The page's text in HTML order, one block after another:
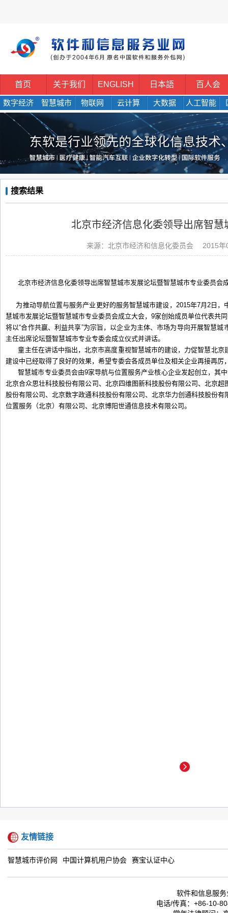
首页 关于我们 ENGLISH 日本語 百人会
数字经济 智慧城市 物联网 云计算 大数据 人工智能
搜索结果
北京市经济信息化委领导出席智慧
来源：北京市经济和信息化委员会 2015年
北京市经济信息化委领导出席智慧城市发展论坛暨智慧城市专业委员会
为推动导航位置与服务产业更好的服务智慧城市建设，2015年7月2日，
慧城市发展论坛暨智慧城市专业委员会成立大会，9家创始成员单位代表共
将以“合作共赢、利益共享”为宗旨，以企业为主体、市场为导向开展智慧
主任出席论坛暨智慧城市专业专委会成立仪式并讲话。
童主任在讲话中指出，北京市高度重视智慧城市的建设，力促智慧北京
建设中已经取得了良好的效果，希望专委会各成员单位及相关企业再接再厉
智慧城市专业委员会由9家导航与位置服务产业核心企业发起创立，其
北京合众思壮科技股份有限公司、北京四维图新科技股份有限公司、北京
股份有限公司、北京数字政通科技股份有限公司、北京华力创通科技股份
位置服务（北京）有限公司、北京博阳世通信息技术有限公司。
友情链接
智慧城市评价网 中国计算机用户协会 赛宝认证中心
软件和信息服
电话/传真：+86-10-